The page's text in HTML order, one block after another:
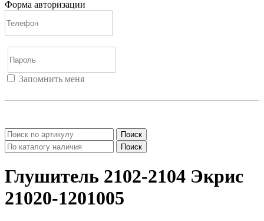
Форма авторизации
Запомнить меня
Поиск
Поиск
Глушитель 2102-2104 Экрис
21020-1201005